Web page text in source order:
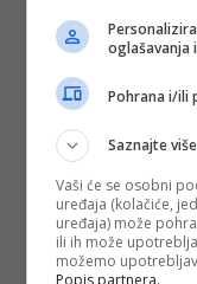
- Kada imate posla
kojom radite, treba
mora biti čvrst -
Testni slučaj za
Serija IronKey je
vlade, dizajnirana
odupre se fizičkim
certificiran je prema
koje uključuju
sigurno
oglašavanja
Pohrana i/ili
Saznajte više
Vaši će se osobni
uređaja (kolačiće,
uređaja) može
ili ih može
možemo
Popis partnera.